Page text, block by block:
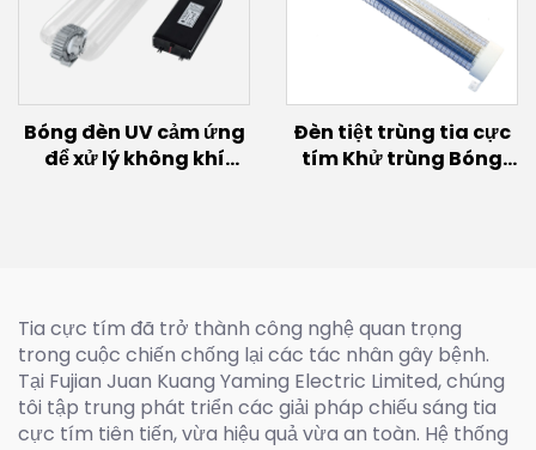
Bóng đèn UV cảm ứng
để xử lý không khí
Đèn tiệt trùng tia cực
tím Khử trùng Bóng
Tia cực tím đã trở thành công nghệ quan trọng
trong cuộc chiến chống lại các tác nhân gây bệnh.
Tại Fujian Juan Kuang Yaming Electric Limited, chúng
tôi tập trung phát triển các giải pháp chiếu sáng tia
cực tím tiên tiến, vừa hiệu quả vừa an toàn. Hệ thống